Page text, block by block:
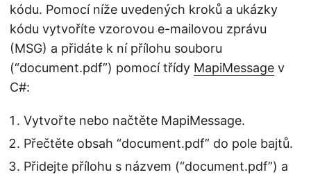
kódu. Pomocí níže uvedených kroků a ukázky
kódu vytvoříte vzorovou e-mailovou zprávu
(MSG) a přidáte k ní přílohu souboru
(“document.pdf”) pomocí třídy MapiMessage v
C#:
Vytvořte nebo načtěte MapiMessage.
Přečtěte obsah “document.pdf” do pole bajtů.
Přidejte přílohu s názvem (“document.pdf”) a